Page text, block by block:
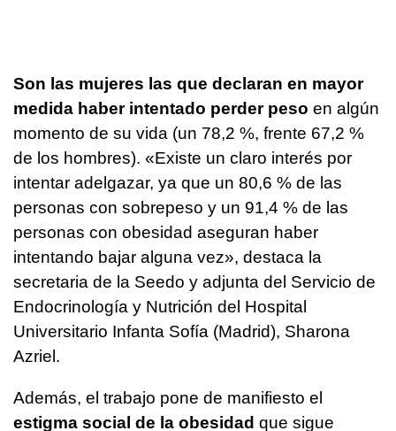
Son las mujeres las que declaran en mayor
medida haber intentado perder peso en algún
momento de su vida (un 78,2 %, frente 67,2 %
de los hombres). «Existe un claro interés por
intentar adelgazar, ya que un 80,6 % de las
personas con sobrepeso y un 91,4 % de las
personas con obesidad aseguran haber
intentando bajar alguna vez», destaca la
secretaria de la Seedo y adjunta del Servicio de
Endocrinología y Nutrición del Hospital
Universitario Infanta Sofía (Madrid), Sharona
Azriel.
Además, el trabajo pone de manifiesto el
estigma social de la obesidad que sigue